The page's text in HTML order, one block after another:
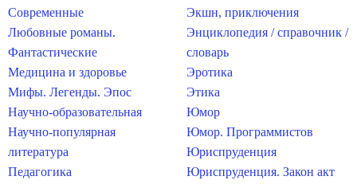
Современные
Любовные романы.
Фантастические
Медицина и здоровье
Мифы. Легенды. Эпос
Научно-образовательная
Научно-популярная
литература
Педагогика
Экшн, приключения
Энциклопедия / справочник /
словарь
Эротика
Этика
Юмор
Юмор. Программистов
Юриспруденция
Юриспруденция. Закон акт